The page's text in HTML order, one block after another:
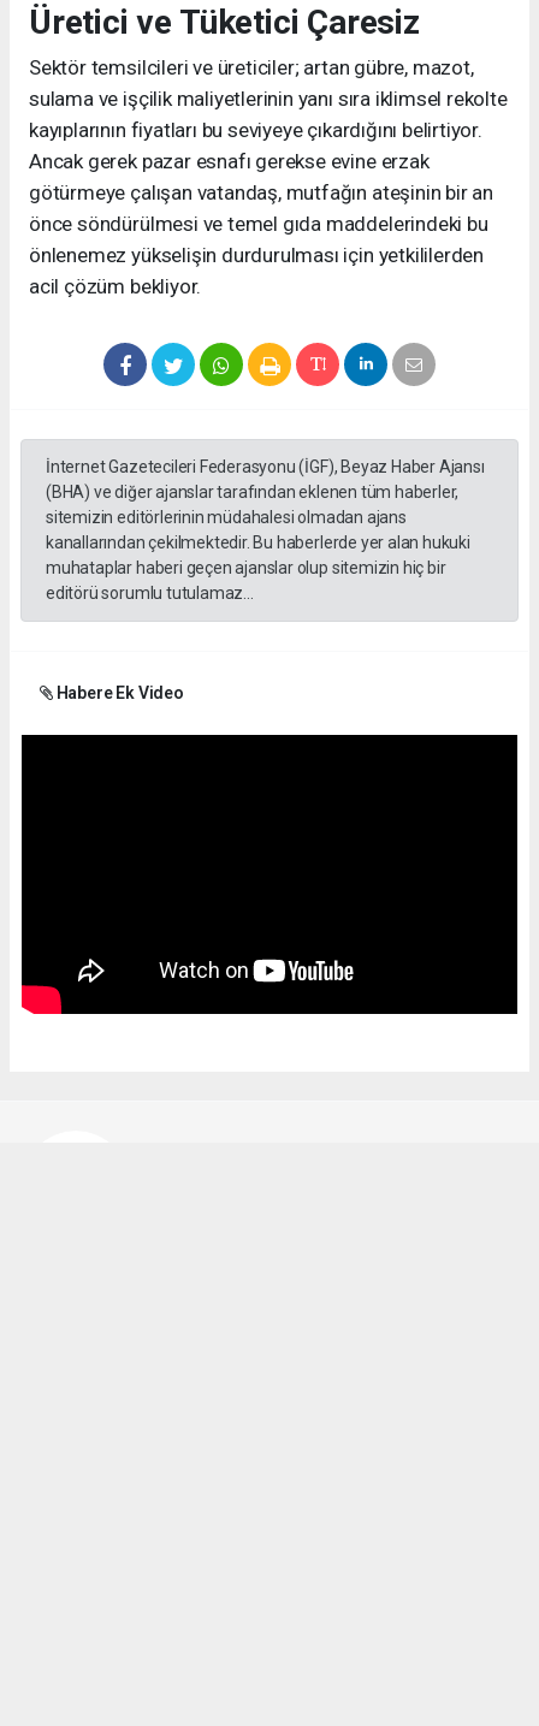
Üretici ve Tüketici Çaresiz
Sektör temsilcileri ve üreticiler; artan gübre, mazot,
sulama ve işçilik maliyetlerinin yanı sıra iklimsel rekolte
kayıplarının fiyatları bu seviyeye çıkardığını belirtiyor.
Ancak gerek pazar esnafı gerekse evine erzak
götürmeye çalışan vatandaş, mutfağın ateşinin bir an
önce söndürülmesi ve temel gıda maddelerindeki bu
önlenemez yükselişin durdurulması için yetkililerden
acil çözüm bekliyor.
İnternet Gazetecileri Federasyonu (İGF), Beyaz Haber Ajansı
(BHA) ve diğer ajanslar tarafından eklenen tüm haberler,
sitemizin editörlerinin müdahalesi olmadan ajans
kanallarından çekilmektedir. Bu haberlerde yer alan hukuki
muhataplar haberi geçen ajanslar olup sitemizin hiç bir
editörü sorumlu tutulamaz...
Habere Ek Video